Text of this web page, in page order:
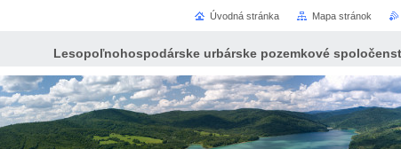
Lesopoľnohospodárske urbárske pozemkové
Úvodná stránka Mapa stránok